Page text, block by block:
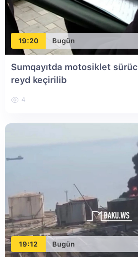
19:20 Bugün
Sumqayıtda motosiklet
reyd keçirilib
4
19:12 Bugün